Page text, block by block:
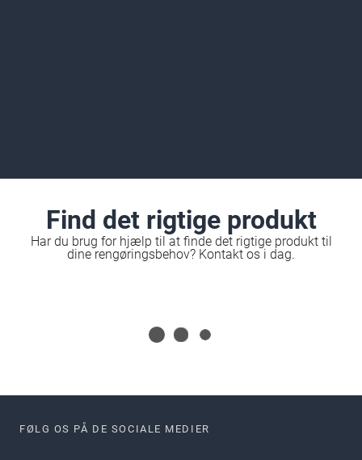
Find det rigtige produkt
Har du brug for hjælp til at finde det rigtige produkt til
dine rengøringsbehov? Kontakt os i dag.
FØLG OS PÅ DE SOCIALE MEDIER